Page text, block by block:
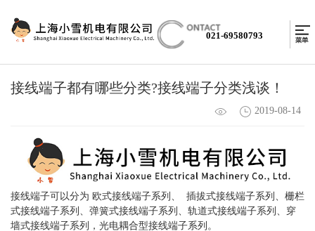
021-69580793
接线端子都有哪些分类?接线端子分类浅谈！
2019-08-14
接线端子可以分为 欧式接线端子系列、 插拔式接线端子系列、栅栏
式接线端子系列、弹簧式接线端子系列、轨道式接线端子系列、穿
墙式接线端子系列，光电耦合型接线端子系列。